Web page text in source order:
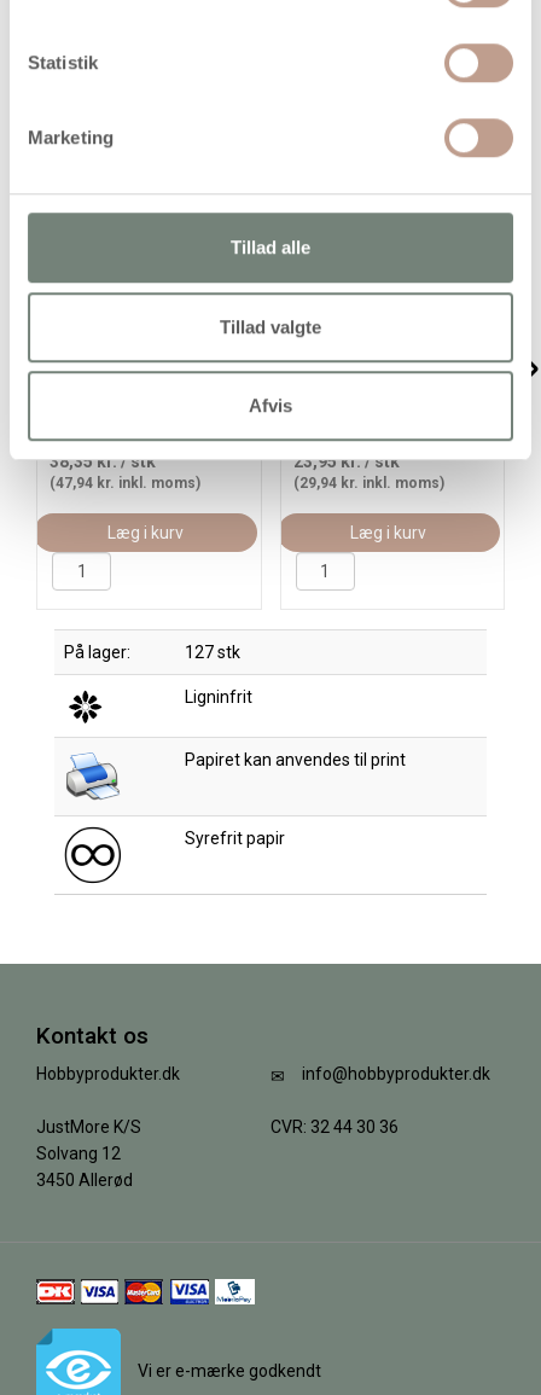
Statistik
Marketing
Tillad alle
Tillad valgte
Afvis
15,2x15,2 cm, jul, 120 g,
38,35 kr./ stk
(47,94 kr. inkl. moms)
Læg i kurv
cm, 200 g, blå, 10 stk./ 1
23,95 kr./ stk
(29,94 kr. inkl. moms)
Læg i kurv
På lager: 127 stk
Ligninfrit
Papiret kan anvendes til print
Syrefrit papir
Kontakt os
Hobbyprodukter.dk
JustMore K/S
Solvang 12
3450 Allerød
info@hobbyprodukter.dk
CVR: 32 44 30 36
Vi er e-mærke godkendt